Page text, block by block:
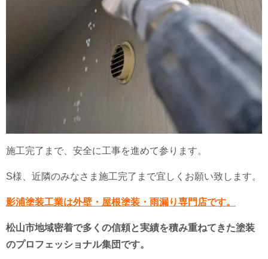
施工完了まで、安全に工事を進めて参ります。
S様、近隣のみなさま施工完了まで宜しくお願い致します。
影浦塗装工業は外壁・屋根塗装・雨漏り専門店です。
松山市地域密着で多くの信頼と実績を積み重ねてきた塗装
のプロフェッショナル集団です。